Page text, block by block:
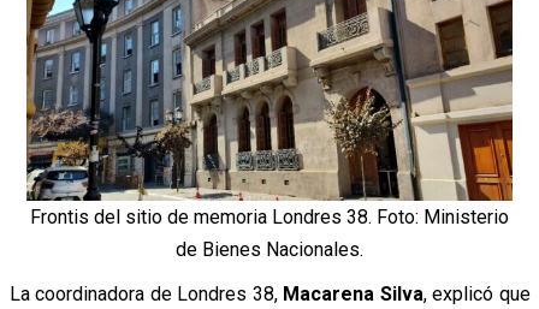
Frontis del sitio de memoria Londres 38. Foto: Ministerio
de Bienes Nacionales.
La coordinadora de Londres 38, Macarena Silva, explicó que